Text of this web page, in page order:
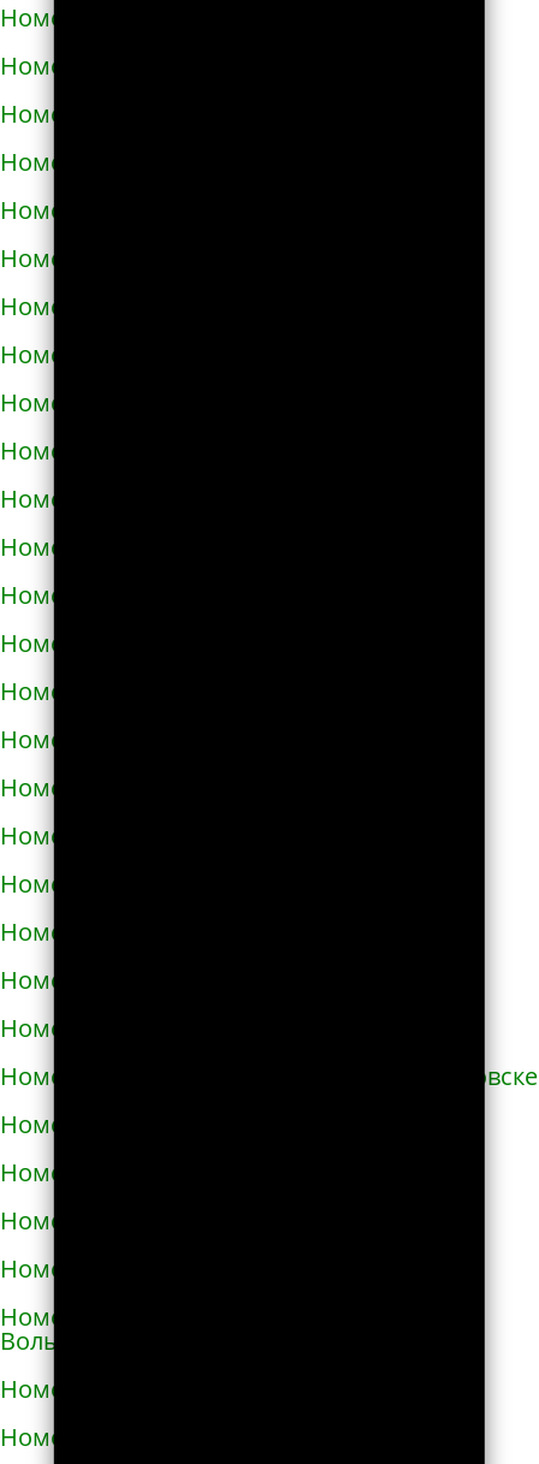
Номера телефонов такси в Березани
Номера телефонов такси в Бершади
Номера телефонов такси в Бобровице
Номера телефонов такси в Богодухове
Номера телефонов такси в Богуславе
Номера телефонов такси в Болграде
Номера телефонов такси в Болехове
Номера телефонов такси в Борзне
Номера телефонов такси в Бориславе
Номера телефонов такси в Борисполе
Номера телефонов такси в Бородянке
Номера телефонов такси в Борщёве
Номера телефонов такси в Боярке
Номера телефонов такси в Броварах
Номера телефонов такси в Бродах
Номера телефонов такси в Бурштыне
Номера телефонов такси в Буче
Номера телефонов такси в Бучаче
Номера телефонов такси в Вараше
Номера телефонов такси в Васильевке
Номера телефонов такси в Василькове
Номера телефонов такси в Ватутино
Номера телефонов такси в Верхнеднепровске
Номера телефонов такси в Винниках
Номера телефонов такси в Виннице
Номера телефонов такси в Виноградове
Номера телефонов такси в Вишнёвом
Номера телефонов такси во Владимире-
Волынском
Номера телефонов такси в Вознесенске
Номера телефонов такси в Волочиске